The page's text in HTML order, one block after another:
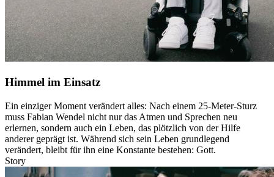
Himmel im Einsatz
Ein einziger Moment verändert alles: Nach einem 25-Meter-Sturz
muss Fabian Wendel nicht nur das Atmen und Sprechen neu
erlernen, sondern auch ein Leben, das plötzlich von der Hilfe
anderer geprägt ist. Während sich sein Leben grundlegend
verändert, bleibt für ihn eine Konstante bestehen: Gott.
Story